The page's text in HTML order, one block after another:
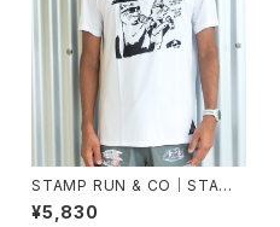
STAMP RUN & CO｜STAMP
GRAPHIC RUN TEE (TWO C
ATS)(White)
¥5,830